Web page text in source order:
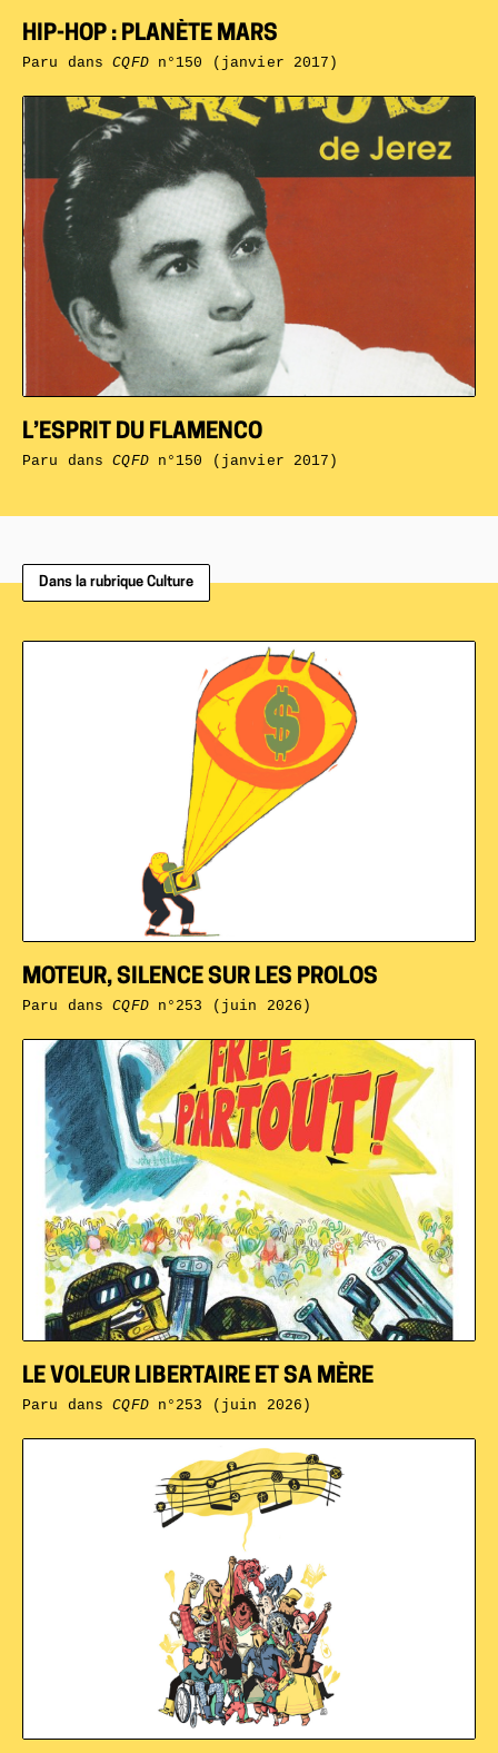
L’ESPRIT DU FLAMENCO
Paru dansCQFDn°150 (janvier 2017)
HIP-HOP : PLANÈTE MARS
Paru dansCQFDn°150 (janvier 2017)
Dans la rubrique Culture
LE VOLEUR LIBERTAIRE ET SA MÈRE
Paru dansCQFDn°253 (juin 2026)
MOTEUR, SILENCE SUR LES PROLOS
Paru dansCQFDn°253 (juin 2026)